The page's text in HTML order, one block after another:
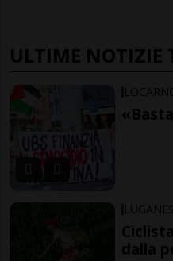
ULTIME NOTIZIE
dalla